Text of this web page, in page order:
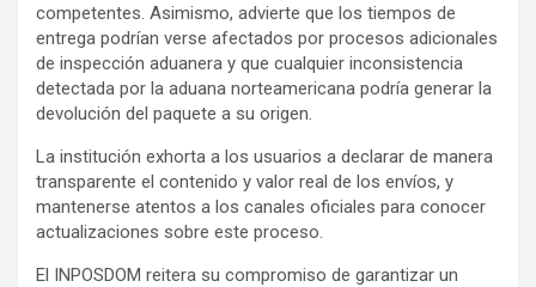
competentes. Asimismo, advierte que los tiempos de
entrega podrían verse afectados por procesos adicionales
de inspección aduanera y que cualquier inconsistencia
detectada por la aduana norteamericana podría generar la
devolución del paquete a su origen.
La institución exhorta a los usuarios a declarar de manera
transparente el contenido y valor real de los envíos, y
mantenerse atentos a los canales oficiales para conocer
actualizaciones sobre este proceso.
El INPOSDOM reitera su compromiso de garantizar un